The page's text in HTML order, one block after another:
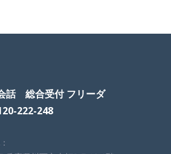
話 総合受付 フリーダ
222-248